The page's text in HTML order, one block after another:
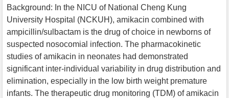
Background: In the NICU of National Cheng Kung
University Hospital (NCKUH), amikacin combined with
ampicillin/sulbactam is the drug of choice in newborns of
suspected nosocomial infection. The pharmacokinetic
studies of amikacin in neonates had demonstrated
significant inter-individual variability in drug distribution and
elimination, especially in the low birth weight premature
infants. The therapeutic drug monitoring (TDM) of amikacin